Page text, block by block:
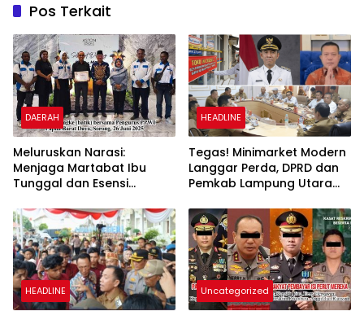
Pos Terkait
DAERAH
Meluruskan Narasi:
Menjaga Martabat Ibu
Tunggal dan Esensi
Warga
HEADLINE
Tegas! Minimarket Modern
Langgar Perda, DPRD dan
Pemkab Lampung Utara
Tutup!”
HEADLINE Uncategorized